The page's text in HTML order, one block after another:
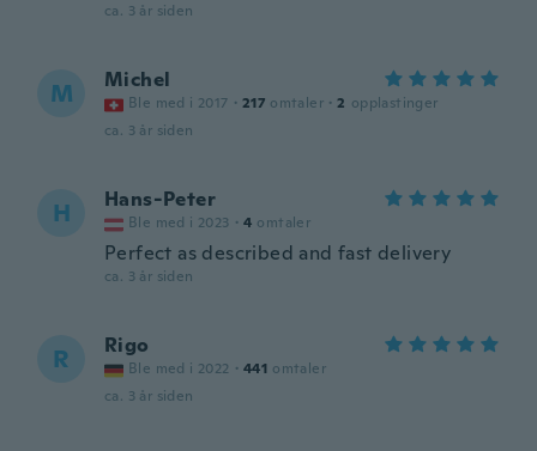
ca. 3 år siden
M Michel
Ble med i 2017 · 217 omtaler · 2 opplastinger
ca. 3 år siden
H Hans-Peter
Ble med i 2023 · 4 omtaler
Perfect as described and fast delivery
ca. 3 år siden
R Rigo
Ble med i 2022 · 441 omtaler
ca. 3 år siden